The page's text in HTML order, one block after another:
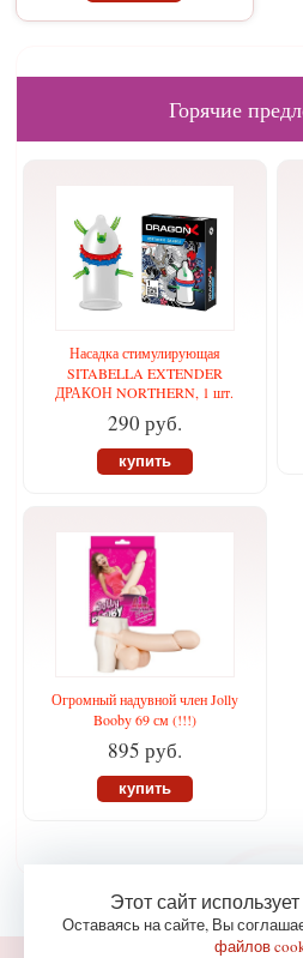
Горячие
Насадка стимулирующая
SITABELLA EXTENDER
ДРАКОН NORTHERN, 1 шт.
290 руб.
купить
Огромный надувной член Jolly
Booby 69 см (!!!)
895 руб.
купить
Этот сайт
Оставаясь на сайте, Вы
файлов